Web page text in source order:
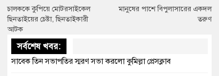
চালককে কুপিয়ে মোটরসাইকেল
ছিনতাইয়ের চেষ্টা, ছিনতাইকারী
আটক
মানুষের পাশে বিপুলাসারের একদল
তরুণ
সর্বশেষ খবর:
সাবেক তিন সভাপতির স্মরণ সভা করলো কুমিল্লা প্রেসক্লাব